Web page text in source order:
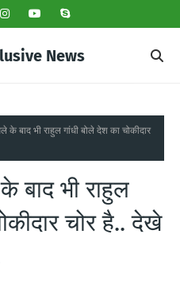
News
के बाद भी राहुल गांधी बोले देश का चोकीदार
बाद भी राहुल
चोर है.. देखे